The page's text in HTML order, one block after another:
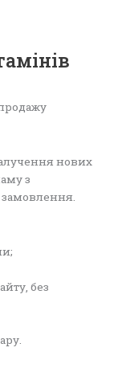
нових
з
замовлення.
без